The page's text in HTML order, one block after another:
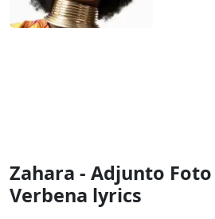
Zahara - Adjunto Foto
Verbena lyrics